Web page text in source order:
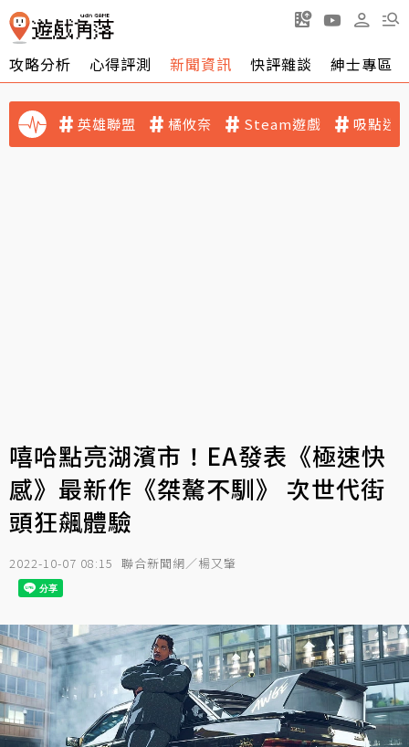
攻略分析 心得評測 新聞資訊 快評雜談 紳士專區
英雄聯盟 橘攸奈 Steam遊戲 吸點迷
嘻哈點亮湖濱市！EA發表《極速快
感》最新作《桀驁不馴》 次世代街
頭狂飆體驗
2022-10-07 08:15 聯合新聞網／楊又肇